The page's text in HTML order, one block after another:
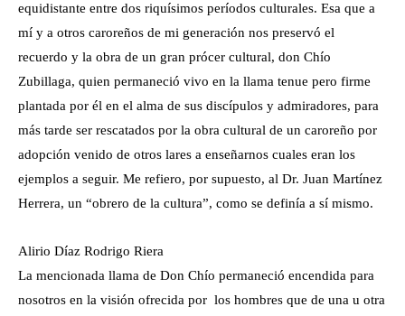
equidistante entre dos riquísimos períodos culturales. Esa que a
mí y a otros caroreños de mi generación nos preservó el
recuerdo y la obra de un gran prócer cultural, don Chío
Zubillaga, quien permaneció vivo en la llama tenue pero firme
plantada por él en el alma de sus discípulos y admiradores, para
más tarde ser rescatados por la obra cultural de un caroreño por
adopción venido de otros lares a enseñarnos cuales eran los
ejemplos a seguir. Me refiero, por supuesto, al Dr. Juan Martínez
Herrera, un “obrero de la cultura”, como se definía a sí mismo.
Alirio Díaz Rodrigo Riera
La mencionada llama de Don Chío permaneció encendida para
nosotros en la visión ofrecida por los hombres que de una u otra